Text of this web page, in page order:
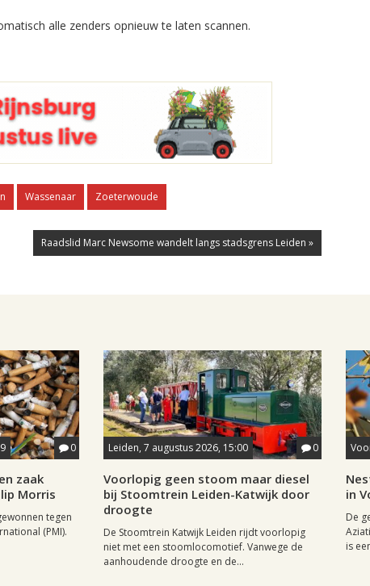
alle zenders opnieuw te laten scannen.
Wassenaar Zoeterwoude
Raadslid Marc Newsome wandelt langs stadsgrens Leiden »
0
zaak
Morris
tegen
(PMI).
Leiden, 7 augustus 2026, 15:00 0
Voorlopig geen stoom maar diesel
bij Stoomtrein Leiden-Katwijk door
droogte
De Stoomtrein Katwijk Leiden rijdt voorlopig
niet met een stoomlocomotief. Vanwege de
aanhoudende droogte en de...
in
De
is